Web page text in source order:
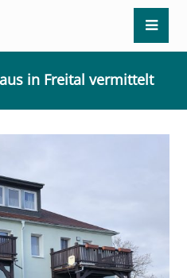
in Freital vermittelt